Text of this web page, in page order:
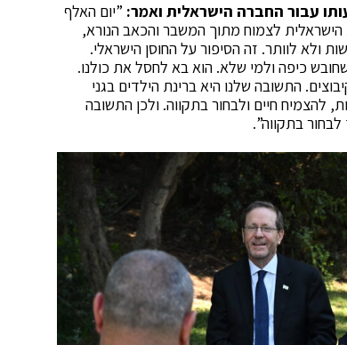
עבור החברה הישראלית ואמר: ”יום האלף
הישראלית לצמוח מתוך המשבר והכאב הנורא,
ולא לוותר. זה הסיפור על החוסן הישראלי.
כיפה ולמי שלא. הוא בא לחסל את כולנו.
התשובה שלנו היא ברינת הילדים בגני
להצמיח חיים ולבחור בתקווה. ולכן התשובה
בתקווה”.